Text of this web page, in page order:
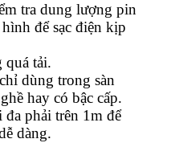
tra dung lượng pin
để sạc điện kịp
quá tải.
dùng trong sàn
hay có bậc cấp.
phải trên 1m để
dàng.